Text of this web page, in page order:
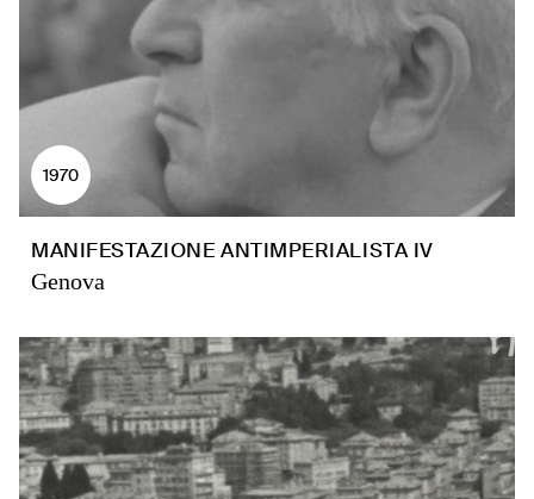
1970
MANIFESTAZIONE ANTIMPERIALISTA IV
Genova